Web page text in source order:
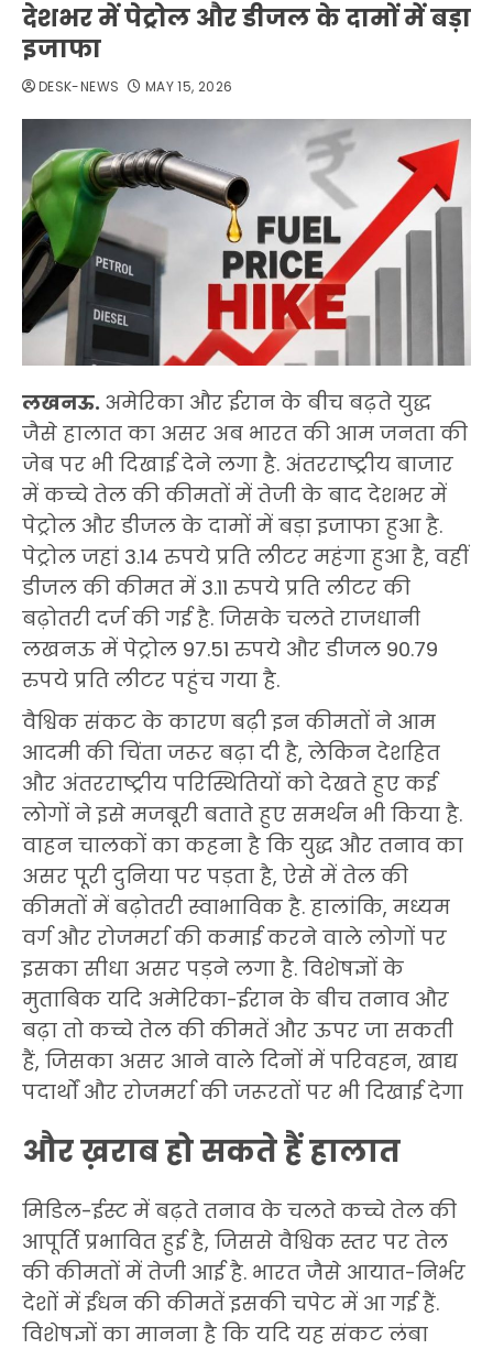
देशभर में पेट्रोल और डीजल के दामों में बड़ा
इजाफा
DESK-NEWS MAY 15, 2026
लखनऊ. अमेरिका और ईरान के बीच बढ़ते युद्ध
जैसे हालात का असर अब भारत की आम जनता की
जेब पर भी दिखाई देने लगा है. अंतरराष्ट्रीय बाजार
में कच्चे तेल की कीमतों में तेजी के बाद देशभर में
पेट्रोल और डीजल के दामों में बड़ा इजाफा हुआ है.
पेट्रोल जहां 3.14 रुपये प्रति लीटर महंगा हुआ है, वहीं
डीजल की कीमत में 3.11 रुपये प्रति लीटर की
बढ़ोतरी दर्ज की गई है. जिसके चलते राजधानी
लखनऊ में पेट्रोल 97.51 रुपये और डीजल 90.79
रुपये प्रति लीटर पहुंच गया है.
वैश्विक संकट के कारण बढ़ी इन कीमतों ने आम
आदमी की चिंता जरूर बढ़ा दी है, लेकिन देशहित
और अंतरराष्ट्रीय परिस्थितियों को देखते हुए कई
लोगों ने इसे मजबूरी बताते हुए समर्थन भी किया है.
वाहन चालकों का कहना है कि युद्ध और तनाव का
असर पूरी दुनिया पर पड़ता है, ऐसे में तेल की
कीमतों में बढ़ोतरी स्वाभाविक है. हालांकि, मध्यम
वर्ग और रोजमर्रा की कमाई करने वाले लोगों पर
इसका सीधा असर पड़ने लगा है. विशेषज्ञों के
मुताबिक यदि अमेरिका-ईरान के बीच तनाव और
बढ़ा तो कच्चे तेल की कीमतें और ऊपर जा सकती
हैं, जिसका असर आने वाले दिनों में परिवहन, खाद्य
पदार्थों और रोजमर्रा की जरूरतों पर भी दिखाई देगा
और ख़राब हो सकते हैं हालात
मिडिल-ईस्ट में बढ़ते तनाव के चलते कच्चे तेल की
आपूर्ति प्रभावित हुई है, जिससे वैश्विक स्तर पर तेल
की कीमतों में तेजी आई है. भारत जैसे आयात-निर्भर
देशों में ईंधन की कीमतें इसकी चपेट में आ गई हैं.
विशेषज्ञों का मानना है कि यदि यह संकट लंबा